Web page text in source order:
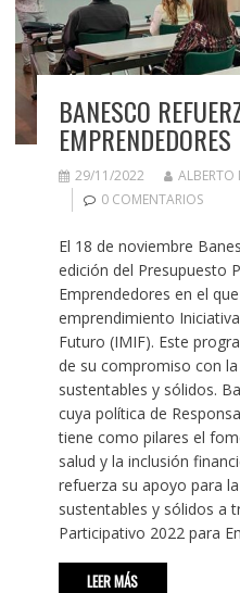
BANESCO
EMPRENDEDORES
29/11/2022
ALBERTO
0 COMENTARIOS
El 18 de noviembre
edición del Presupuesto
Emprendedores en el
emprendimiento
Futuro (IMIF). Este
de su compromiso con
sustentables y sólidos.
cuya política de
tiene como pilares el
salud y la inclusión
refuerza su apoyo para
sustentables y sólidos a
Participativo 2022 para
LEER MÁS